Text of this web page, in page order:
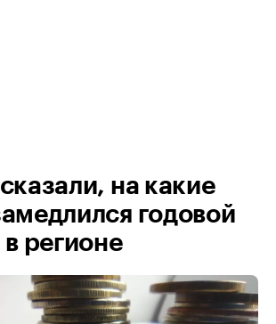
на какие
годовой
регионе